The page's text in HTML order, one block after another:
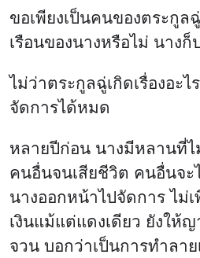
ขอเพียงเป็นคนของตระกูล
เรือนของนางหรือไม่ นาง
ไม่ว่าตระกูลฉู่เกิดเรื่องอะไ
จัดการได้หมด
หลายปีก่อน นางมีหลานที่
คนอื่นจนเสียชีวิต คนอื่นจะ
นางออกหน้าไปจัดการ ไม่เ
เงินแม้แต่แดงเดียว ยังให้
จวน บอกว่าเป็นการทำลา